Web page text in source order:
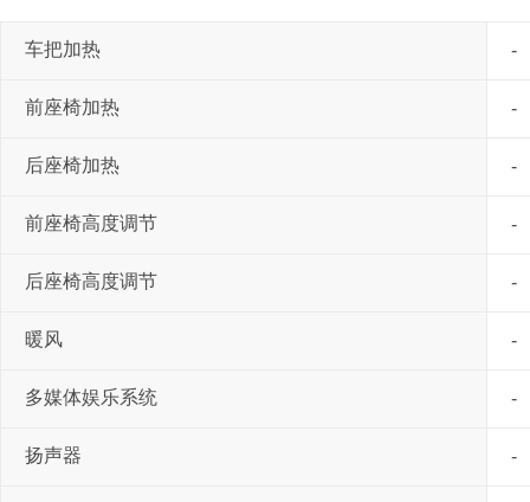
车把加热 -
前座椅加热 -
后座椅加热 -
前座椅高度调节 -
后座椅高度调节 -
暖风 -
多媒体娱乐系统 -
扬声器 -